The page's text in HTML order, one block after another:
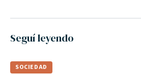
Seguí leyendo
SOCIEDAD